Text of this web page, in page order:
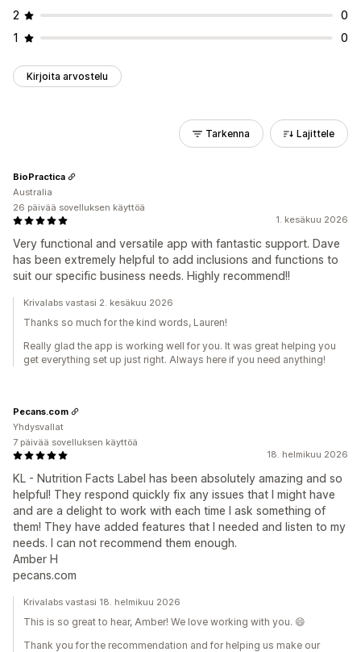
2
0
1
0
Kirjoita arvostelu
Tarkenna Lajittele
1. kesäkuu 2026
Very functional and versatile app with fantastic support. Dave
has been extremely helpful to add inclusions and functions to
suit our specific business needs. Highly recommend!!
BioPractica
Australia
26 päivää sovelluksen käyttöä
Krivalabs vastasi 2. kesäkuu 2026
Thanks so much for the kind words, Lauren!
Really glad the app is working well for you. It was great helping you
get everything set up just right. Always here if you need anything!
18. helmikuu 2026
KL - Nutrition Facts Label has been absolutely amazing and so
helpful! They respond quickly fix any issues that I might have
and are a delight to work with each time I ask something of
them! They have added features that I needed and listen to my
needs. I can not recommend them enough.
Amber H
pecans.com
Pecans.com
Yhdysvallat
7 päivää sovelluksen käyttöä
Krivalabs vastasi 18. helmikuu 2026
This is so great to hear, Amber! We love working with you. 😄
Thank you for the recommendation and for helping us make our